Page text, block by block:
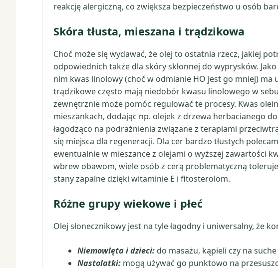
reakcję alergiczną, co zwiększa bezpieczeństwo u osób
Skóra tłusta, mieszana i trądzikowa
Choć może się wydawać, że olej to ostatnia rzecz, jakiej
odpowiednich także dla skóry skłonnej do wyprysków.
nim kwas linolowy (choć w odmianie HO jest go mniej)
trądzikowe często mają niedobór kwasu linolowego w
zewnętrznie może pomóc regulować te procesy. Kwas
mieszankach, dodając np. olejek z drzewa herbacianego
łagodząco na podrażnienia związane z terapiami
się miejsca dla regeneracji. Dla cer bardzo tłustych
ewentualnie w mieszance z olejami o wyższej zawartości
wbrew obawom, wiele osób z cerą problematyczną
stany zapalne dzięki witaminie E i fitosterolom.
Różne grupy wiekowe i płeć
Olej słonecznikowy jest na tyle łagodny i uniwersalny, że
Niemowlęta i dzieci: do masażu, kąpieli czy na
Nastolatki: mogą używać go punktowo na